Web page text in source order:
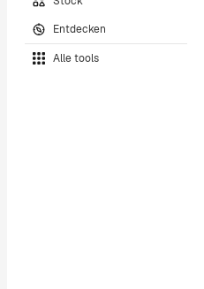
Entdecken
Alle tools